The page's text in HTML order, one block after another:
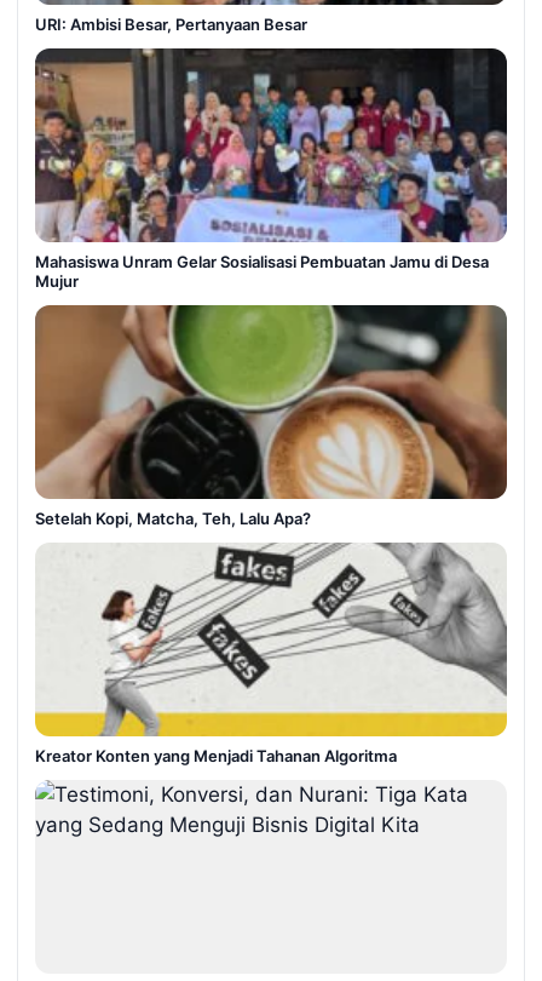
URI: Ambisi Besar, Pertanyaan Besar
Mahasiswa Unram Gelar Sosialisasi Pembuatan Jamu di Desa
Mujur
Setelah Kopi, Matcha, Teh, Lalu Apa?
Kreator Konten yang Menjadi Tahanan Algoritma